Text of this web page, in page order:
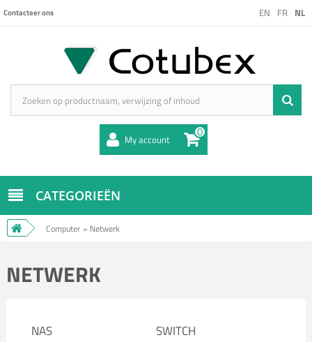
EN FR NL
Contacteer ons
My account 0
CATEGORIEËN
Computer » Netwerk
NETWERK
NAS SWITCH